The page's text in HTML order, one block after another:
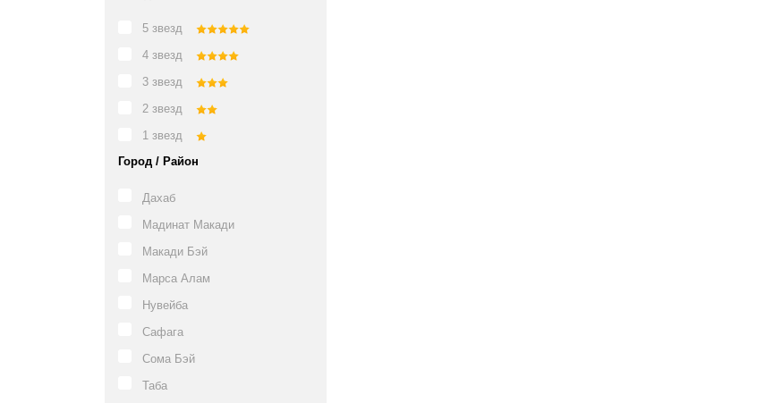
5 звезд
4 звезд
3 звезд
2 звезд
1 звезд
Город / Район
Дахаб
Мадинат Макади
Макади Бэй
Марса Алам
Нувейба
Сафага
Сома Бэй
Таба